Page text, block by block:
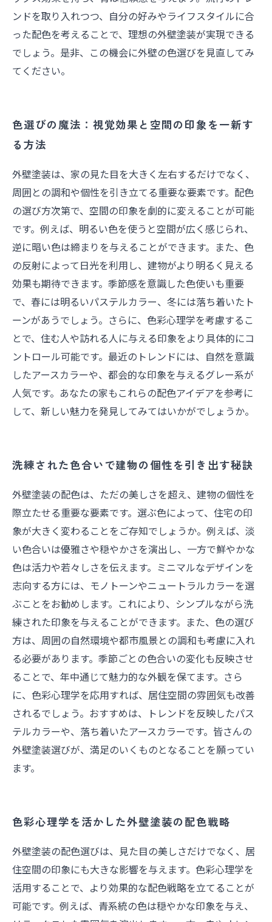
ンドを取り入れつつ、自分の好みやライフスタイルに合
った配色を考えることで、理想の外壁塗装が実現できる
でしょう。是非、この機会に外壁の色選びを見直してみ
てください。
色選びの魔法：視覚効果と空間の印象を一新す
る方法
外壁塗装は、家の見た目を大きく左右するだけでなく、
周囲との調和や個性を引き立てる重要な要素です。配色
の選び方次第で、空間の印象を劇的に変えることが可能
です。例えば、明るい色を使うと空間が広く感じられ、
逆に暗い色は締まりを与えることができます。また、色
の反射によって日光を利用し、建物がより明るく見える
効果も期待できます。季節感を意識した色使いも重要
で、春には明るいパステルカラー、冬には落ち着いたト
ーンがあうでしょう。さらに、色彩心理学を考慮するこ
とで、住む人や訪れる人に与える印象をより具体的にコ
ントロール可能です。最近のトレンドには、自然を意識
したアースカラーや、都会的な印象を与えるグレー系が
人気です。あなたの家もこれらの配色アイデアを参考に
して、新しい魅力を発見してみてはいかがでしょうか。
洗練された色合いで建物の個性を引き出す秘訣
外壁塗装の配色は、ただの美しさを超え、建物の個性を
際立たせる重要な要素です。選ぶ色によって、住宅の印
象が大きく変わることをご存知でしょうか。例えば、淡
い色合いは優雅さや穏やかさを演出し、一方で鮮やかな
色は活力や若々しさを伝えます。ミニマルなデザインを
志向する方には、モノトーンやニュートラルカラーを選
ぶことをお勧めします。これにより、シンプルながら洗
練された印象を与えることができます。また、色の選び
方は、周囲の自然環境や都市風景との調和も考慮に入れ
る必要があります。季節ごとの色合いの変化も反映させ
ることで、年中通じて魅力的な外観を保てます。さら
に、色彩心理学を応用すれば、居住空間の雰囲気も改善
されるでしょう。おすすめは、トレンドを反映したパス
テルカラーや、落ち着いたアースカラーです。皆さんの
外壁塗装選びが、満足のいくものとなることを願ってい
ます。
色彩心理学を活かした外壁塗装の配色戦略
外壁塗装の配色選びは、見た目の美しさだけでなく、居
住空間の印象にも大きな影響を与えます。色彩心理学を
活用することで、より効果的な配色戦略を立てることが
可能です。例えば、青系統の色は穏やかな印象を与え、